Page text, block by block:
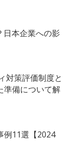
日本企業への影
対策評価制度と
準備について解
例11選【2024